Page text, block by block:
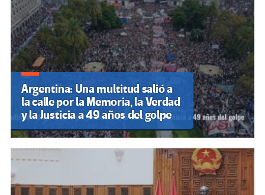
Argentina: Una multitud salió a
la calle por la Memoria, la Verdad
y la Justicia a 49 años del golpe